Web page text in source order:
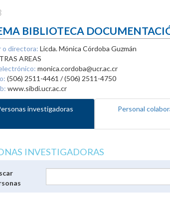
BIBLIOTECA
o directora: Licda. Mónica Córdoba Guzmán
AREAS
monica.cordoba@ucr.ac.cr
(506) 2511-4461 / (506) 2511-4750
www.sibdi.ucr.ac.cr
investigadoras Personal
INVESTIGADORAS